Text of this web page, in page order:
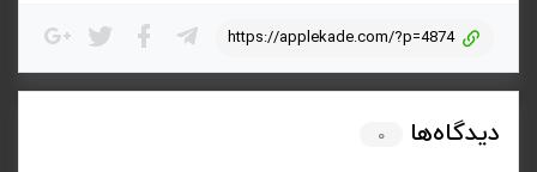
https://applekade.com/?p=4874
دیدگاه‌ها ۰